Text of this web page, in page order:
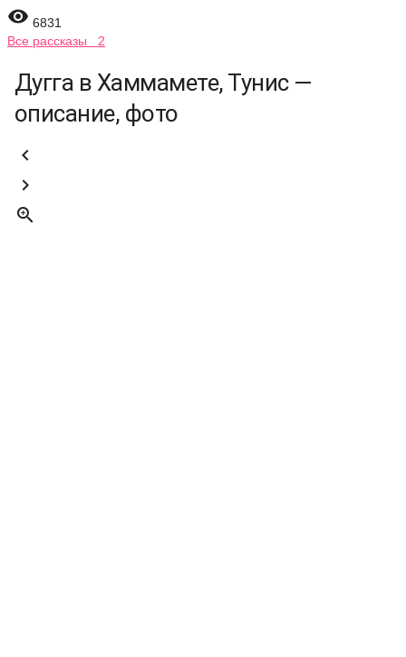
 6831
Все рассказы 2
Дугга в Хаммамете, Тунис —
описание, фото


